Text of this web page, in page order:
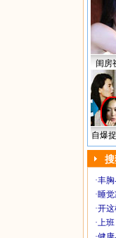
闺房
自爆
·丰
·睡
·开这
·上班